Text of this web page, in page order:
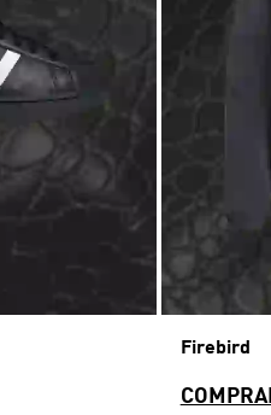
Firebird